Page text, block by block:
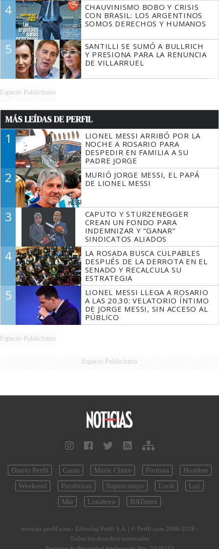
4
CHAUVINISMO BOBO Y CRISIS
CON BRASIL: LOS ARGENTINOS
SOMOS DERECHOS Y HUMANOS
5
SANTILLI SE SUMÓ A BULLRICH
Y PRESIONA PARA LA RENUNCIA
DE VILLARRUEL
Espacio Publicitario
MÁS LEÍDAS DE PERFIL
1
LIONEL MESSI ARRIBÓ POR LA
NOCHE A ROSARIO PARA
DESPEDIR EN FAMILIA A SU
PADRE JORGE
2
MURIÓ JORGE MESSI, EL PAPÁ
DE LIONEL MESSI
3
CAPUTO Y STURZENEGGER
CREAN UN FONDO PARA
INDEMNIZAR Y “GANAR”
SINDICATOS ALIADOS
4
LA ROSADA BUSCA CULPABLES
DESPUÉS DE LA DERROTA EN EL
SENADO Y RECALCULA SU
ESTRATEGIA
5
LIONEL MESSI LLEGA A ROSARIO
A LAS 20.30: VELATORIO ÍNTIMO
DE JORGE MESSI, SIN ACCESO AL
PÚBLICO
Espacio Publicitario
Espacio Publicitario
Diario Perfil Caras Marie Claire Fortuna
Hombre
Weekend
Parabrisas Supercampo Look
Luz
Mía
Lunateen BATimes
noticias.perfil.com - Editorial Perfil S.A. | © Perfil.com 2006-2026 -
Todos los derechos reservados